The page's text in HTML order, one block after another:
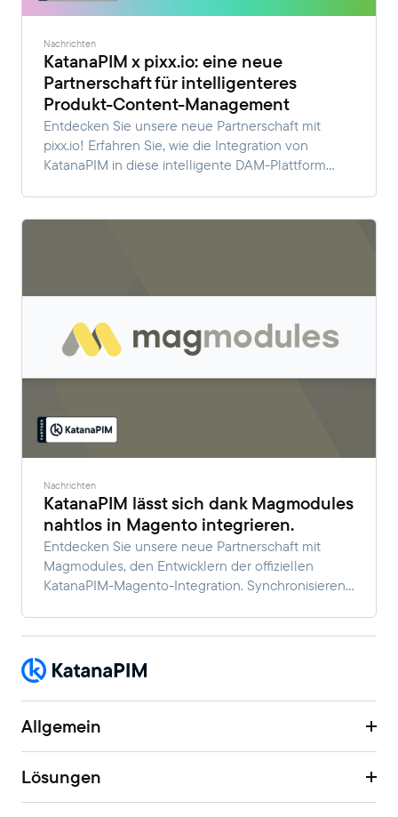
Nachrichten
KatanaPIM x pixx.io: eine neue
Partnerschaft für intelligenteres
Produkt-Content-Management
Entdecken Sie unsere neue Partnerschaft mit
pixx.io! Erfahren Sie, wie die Integration von
KatanaPIM in diese intelligente DAM-Plattform
Ihre digitalen Abläufe zu optimieren.
Nachrichten
KatanaPIM lässt sich dank Magmodules
nahtlos in Magento integrieren.
Entdecken Sie unsere neue Partnerschaft mit
Magmodules, den Entwicklern der offiziellen
KatanaPIM-Magento-Integration. Synchronisieren
Angebote und skalieren Sie Ihren E-Commerce-
Allgemein
Lösungen